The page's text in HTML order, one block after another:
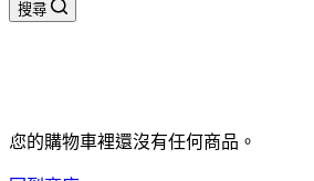
物
搜尋
您的購物車裡還沒有任何商品。